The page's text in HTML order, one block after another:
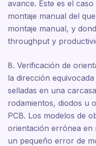
avance. Este es el
montaje manual del
montaje manual, y
throughput y
8. Verificación de
la dirección
selladas en una
rodamientos, diodos u
PCB. Los modelos de
orientación errónea en
un pequeño error de